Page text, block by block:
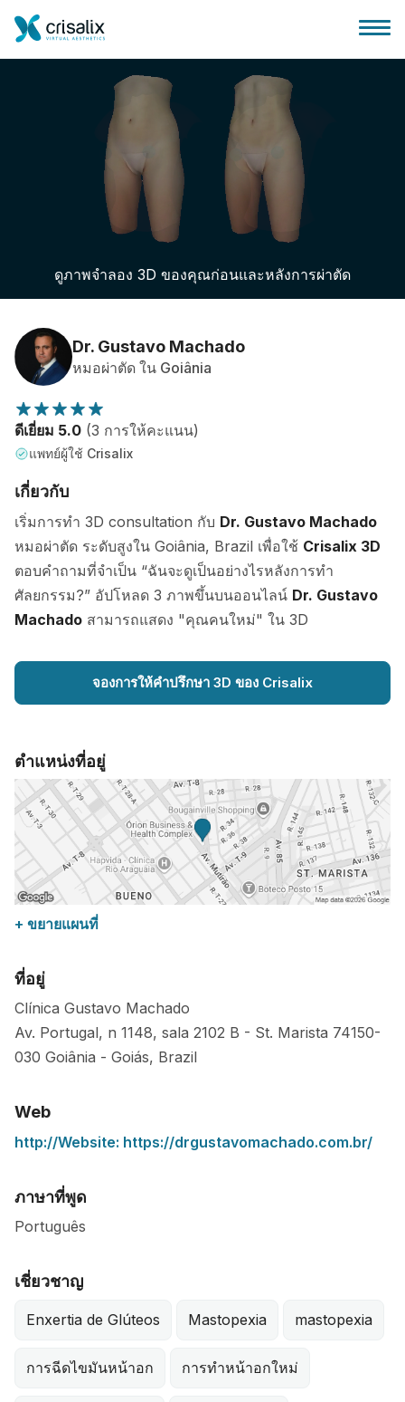
บ้านของหมอผ่าตัด
แพลตฟอร์มธุรกิจ 3D
แผน
ความคิดเห็นของคนไข้
ดูภาพจำลอง 3D ของคุณก่อนและหลังการผ่าตัด
Dr. Gustavo Machado
หมอผ่าตัด ใน Goiânia
ดีเยี่ยม 5.0 (3 การให้คะแนน)
แพทย์ผู้ใช้ Crisalix
เกี่ยวกับ
เริ่มการทำ 3D consultation กับ Dr. Gustavo Machado
หมอผ่าตัด ระดับสูงใน Goiânia, Brazil เพื่อใช้ Crisalix 3D
ตอบคำถามที่จำเป็น “ฉันจะดูเป็นอย่างไรหลังการทำ
ศัลยกรรม?” อัปโหลด 3 ภาพขึ้นบนออนไลน์ Dr. Gustavo
Machado สามารถแสดง "คุณคนใหม่" ใน 3D
จองการให้คำปรึกษา 3D ของ Crisalix
ตำแหน่งที่อยู่
+ ขยายแผนที่
ที่อยู่
Clínica Gustavo Machado
Av. Portugal, n 1148, sala 2102 B - St. Marista 74150-
030 Goiânia - Goiás, Brazil
Web
http://Website: https://drgustavomachado.com.br/
ภาษาที่พูด
Português
เชี่ยวชาญ
Enxertia de Glúteos Mastopexia mastopexia
การฉีดไขมันหน้าอก การทำหน้าอกใหม่